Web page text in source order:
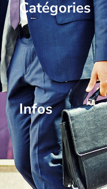
Catégories
Infos